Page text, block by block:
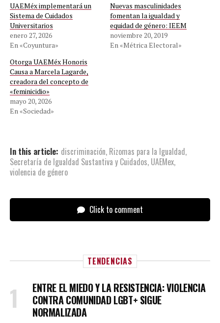
UAEMéx implementará un
Sistema de Cuidados
Universitarios
enero 27, 2026
En «Coyuntura»
Nuevas masculinidades
fomentan la igualdad y
equidad de género: IEEM
noviembre 20, 2019
En «Métrica Electoral»
Otorga UAEMéx Honoris
Causa a Marcela Lagarde,
creadora del concepto de
«feminicidio»
mayo 20, 2026
En «Sociedad»
In this article: discriminación, Rizomas para la Igualdad,
Secretaría de Igualdad Sustantiva y Cuidados, UAEMex,
violencia de género
Click to comment
TENDENCIAS
ENTRE EL MIEDO Y LA RESISTENCIA: VIOLENCIA
CONTRA COMUNIDAD LGBT+ SIGUE
NORMALIZADA